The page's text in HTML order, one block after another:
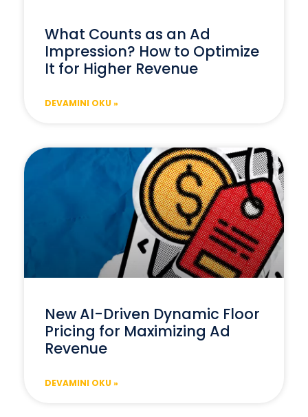
What Counts as an Ad
Impression? How to Optimize
It for Higher Revenue
DEVAMINI OKU »
New AI-Driven Dynamic Floor
Pricing for Maximizing Ad
Revenue
DEVAMINI OKU »